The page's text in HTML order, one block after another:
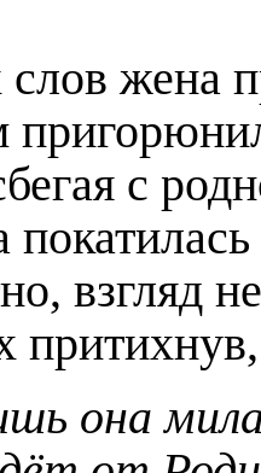
слов жена
с
взгляд
мила,